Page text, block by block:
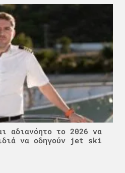
αδιανόητο το 2026 να
να οδηγούν jet ski